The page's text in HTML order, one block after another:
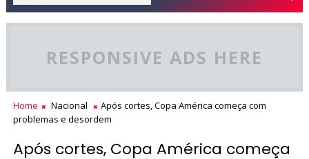
RESPONSIVE ADS HERE
Home Nacional
Após cortes, Copa América começa com
problemas e desordem
Após cortes, Copa América começa